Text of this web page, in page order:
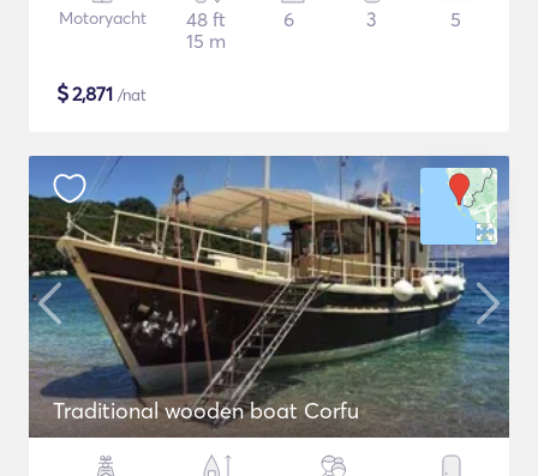
Motoryacht
48 ft
15 m
6 3 5
$2,871 /nat
Traditional wooden boat Corfu